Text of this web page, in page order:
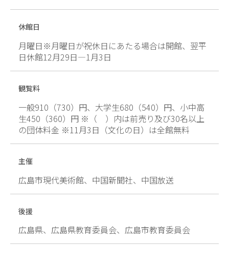
休館日
月曜日※月曜日が祝休日にあたる場合は開館、翌平
日休館12月29日—1月3日
観覧料
一般910（730）円、大学生680（540）円、小中高
生450（360）円 ※（ ）内は前売り及び30名以上
の団体料金 ※11月3日（文化の日）は全館無料
主催
広島市現代美術館、中国新聞社、中国放送
後援
広島県、広島県教育委員会、広島市教育委員会